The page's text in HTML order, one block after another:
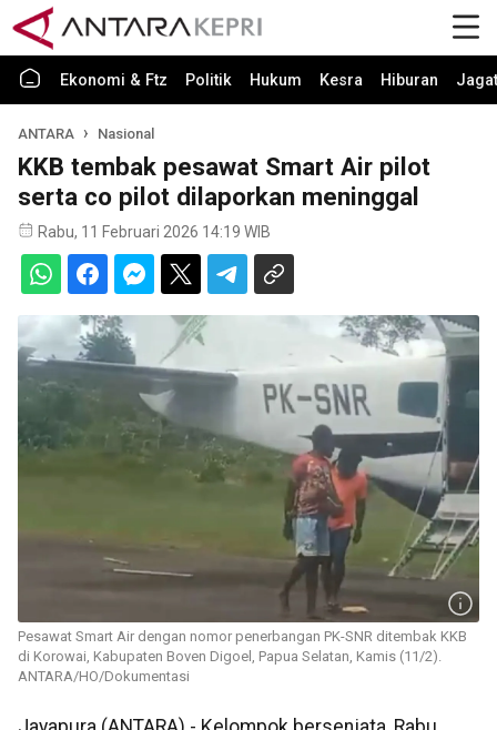
Ekonomi & Ftz Politik Hukum Kesra Hiburan Jagat
ANTARA Nasional
KKB tembak pesawat Smart Air pilot
serta co pilot dilaporkan meninggal
Rabu, 11 Februari 2026 14:19 WIB
Pesawat Smart Air dengan nomor penerbangan PK-SNR ditembak KKB
di Korowai, Kabupaten Boven Digoel, Papua Selatan, Kamis (11/2).
ANTARA/HO/Dokumentasi